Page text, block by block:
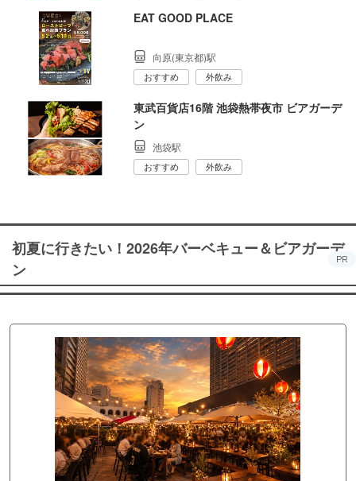
EAT GOOD PLACE
向原(東京都)駅
おすすめ 外飲み
東武百貨店16階 池袋熱帯夜市 ビアガーデ
ン
池袋駅
おすすめ 外飲み
初夏に行きたい！2026年バーベキュー＆ビアガーデ
ン
PR